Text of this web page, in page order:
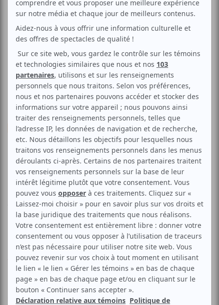
Musique Acoustique Folk Musique du monde
Christine Atallah | Danny
McLaughlin
Aucune offre promotionnelle
disponible
Soyez les premiers avisés dès qu'il y aura une offre promo
pour Christine Atallah | Danny McLaughlin:INSCRIVEZ-
VOUS
Un concert de musique acoustique "unplugged" en duo
avec Danny McLaughlin et Christine Atallah du group